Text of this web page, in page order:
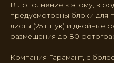
В дополнение к этому, в
предусмотрены блоки для
листы (25 штук) и двойные
размещения до 80
Компания Гарамант, с